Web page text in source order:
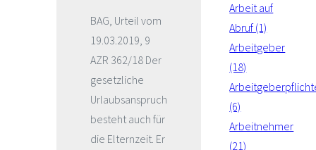
BAG, Urteil vom
19.03.2019, 9
AZR 362/18 Der
gesetzliche
Urlaubsanspruch
besteht auch für
die Elternzeit. Er
Arbeit auf
Abruf (1)
Arbeitgeber
(18)
(6)
Arbeitnehmer
(21)